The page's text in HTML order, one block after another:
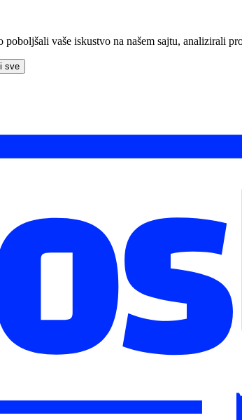
vaše iskustvo na našem sajtu, analizirali
sve